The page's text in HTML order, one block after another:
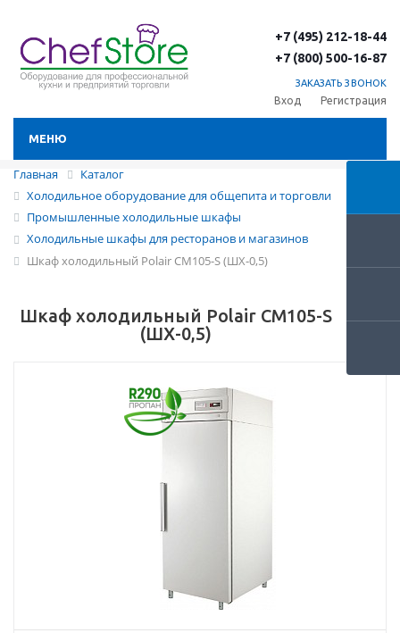
+7 (495) 212-18-44
+7 (800) 500-16-87
ЗАКАЗАТЬ ЗВОНОК
Вход Регистрация
МЕНЮ
Главная
Каталог
Холодильное оборудование для общепита и торговли
Промышленные холодильные шкафы
Холодильные шкафы для ресторанов и магазинов
Шкаф холодильный Polair CM105-S (ШХ-0,5)
Шкаф холодильный Polair CM105-S
(ШХ-0,5)